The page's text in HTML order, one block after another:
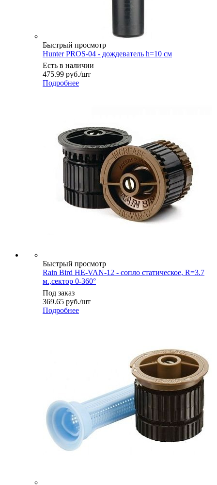
Быстрый просмотр
Hunter PROS-04 - дождеватель h=10 см
Есть в наличии
475.99 руб./шт
Подробнее
Быстрый просмотр
Rain Bird HE-VAN-12 - cопло статическое, R=3.7
м.,сектор 0-360°
Под заказ
369.65 руб./шт
Подробнее